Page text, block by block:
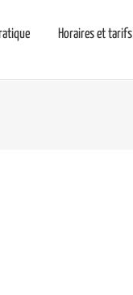
Horaires et tarifs